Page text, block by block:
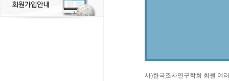
사)한국조사연구학회 회원 여